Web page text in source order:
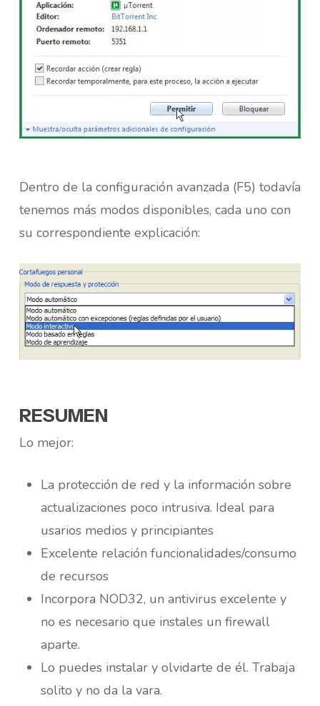
Dentro de la configuración avanzada (F5) todavía
tenemos más modos disponibles, cada uno con
su correspondiente explicación:
RESUMEN
Lo mejor:
La protección de red y la información sobre
actualizaciones poco intrusiva. Ideal para
usarios medios y principiantes
Excelente relación funcionalidades/consumo
de recursos
Incorpora NOD32, un antivirus excelente y
no es necesario que instales un firewall
aparte.
Lo puedes instalar y olvidarte de él. Trabaja
solito y no da la vara.